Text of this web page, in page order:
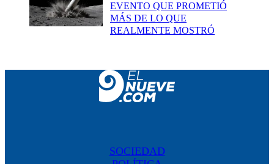
EVENTO QUE PROMETIÓ
MÁS DE LO QUE
REALMENTE MOSTRÓ
SOCIEDAD